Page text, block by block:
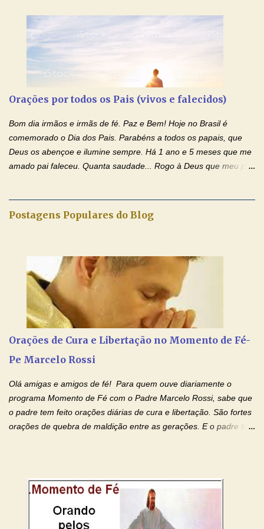
creio, Jesus, e clamo que este Sangue seja agora derramado
sobre mim e sobre todos os meus familiares. Eu peço, Senhor
Jesus, que, pelo poder libertador e salvítico deste Sangue,
possamos nos livrar de toda opressão diabólica que possa estar
prejudicando a nossa família. Peço também que atenda, em
(apresente aqui o seu pedido...) Eu, desde já, agradeço de
coração, confiante que o Senhor me atenderá. Eu louvo o Pai por
ter nos dado o Senhor, Jesus, como presente de Páscoa. eu
agradeço de coração ao Espíri...
Orações por todos os Pais (vivos e falecidos)
Bom dia irmãos e irmãs de fé. Paz e Bem! Hoje no Brasil é
comemorado o Dia dos Pais. Parabéns a todos os papais, que
Deus os abençoe e ilumine sempre. Há 1 ano e 5 meses que me
amado pai faleceu. Quanta saudade... Rogo à Deus que meu pai
Senhora. Adriana dos Anjos-Devoção e Fé Blog Oração de
peço por.... (diga o nome do seu pai falecido) , que chamastes
deste mundo. Dai-lhe a felicidade, a luz e a paz. Que ele, tendo
passado pela morte, participe do convívio de Vossos santos na
luz eterna, como prometestes a Abraão e à sua descendência.
Que sua alma nada sofra, e Vos digneis ressuscitá-lo com os
Vossos santos no dia da ressurreição e da recompensa. Pe...
Postagens Populares do Blog
Orações de Cura e Libertação no Momento de Fé-
Pe Marcelo Rossi
Olá amigas e amigos de fé! Para quem ouve diariamente o
programa Momento de Fé com o Padre Marcelo Rossi, sabe que
o padre tem feito orações diárias de cura e libertação. São fortes
orações de quebra de maldição entre as gerações. E o padre tem
por estas valiosas orações. Tenham um lindo fim de semana na
paz de Jesus Cristo e no amor de Maria Santíssima. Adriana-
Devoção e Fé Clique para acessar: Facebook Padre Marcelo
Rossi Site Padre Marcelo Rossi (para ouvir o Momento de Fé)